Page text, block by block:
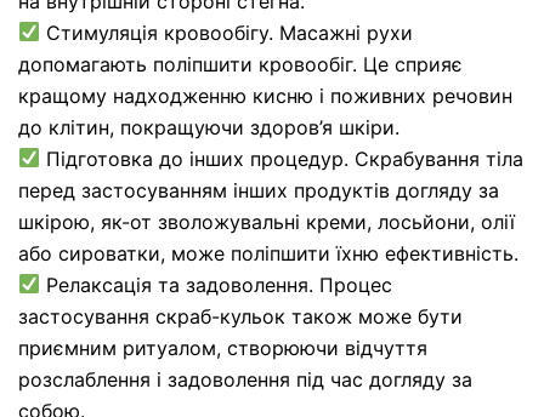
Стимуляція кровообігу. Масажні рухи
допомагають поліпшити кровообіг. Це сприяє
кращому надходженню кисню і поживних речовин
до клітин, покращуючи здоров’я шкіри.
Підготовка до інших процедур. Скрабування тіла
перед застосуванням інших продуктів догляду за
шкірою, як-от зволожувальні креми, лосьйони, олії
або сироватки, може поліпшити їхню ефективність.
Релаксація та задоволення. Процес
застосування скраб-кульок також може бути
приємним ритуалом, створюючи відчуття
розслаблення і задоволення під час догляду за
собою.